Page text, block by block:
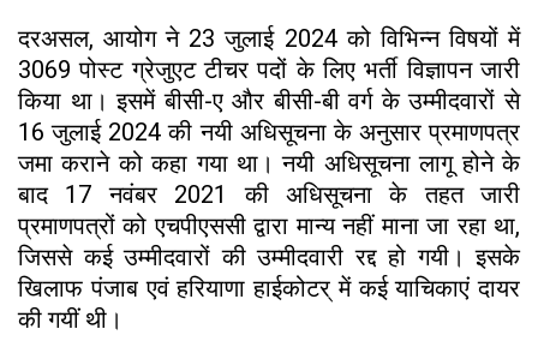
दरअसल, आयोग ने 23 जुलाई 2024 को विभिन्न विषयों में
3069 पोस्ट ग्रेजुएट टीचर पदों के लिए भर्ती विज्ञापन जारी
किया था। इसमें बीसी-ए और बीसी-बी वर्ग के उम्मीदवारों से
16 जुलाई 2024 की नयी अधिसूचना के अनुसार प्रमाणपत्र
जमा कराने को कहा गया था। नयी अधिसूचना लागू होने के
बाद 17 नवंबर 2021 की अधिसूचना के तहत जारी
प्रमाणपत्रों को एचपीएससी द्वारा मान्य नहीं माना जा रहा था,
जिससे कई उम्मीदवारों की उम्मीदवारी रद्द हो गयी। इसके
खिलाफ पंजाब एवं हरियाणा हाईकोटर् में कई याचिकाएं दायर
की गयीं थी।